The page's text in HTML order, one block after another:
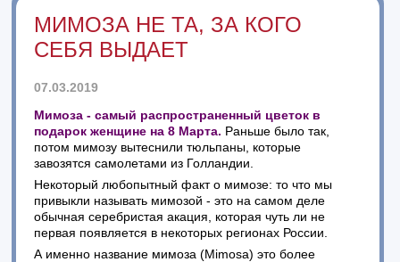
МИМОЗА НЕ ТА, ЗА КОГО
СЕБЯ ВЫДАЕТ
07.03.2019
Мимоза - самый распространенный цветок в
подарок женщине на 8 Марта. Раньше было так,
потом мимозу вытеснили тюльпаны, которые
завозятся самолетами из Голландии.
Некоторый любопытный факт о мимозе: то что мы
привыкли называть мимозой - это на самом деле
обычная серебристая акация, которая чуть ли не
первая появляется в некоторых регионах России.
А именно название мимоза (Mimosa) это более